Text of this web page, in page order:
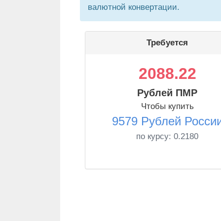
валютной конвертации.
Требуется
2088.22
Рублей ПМР
Чтобы купить
9579 Рублей
по курсу: 0.2180